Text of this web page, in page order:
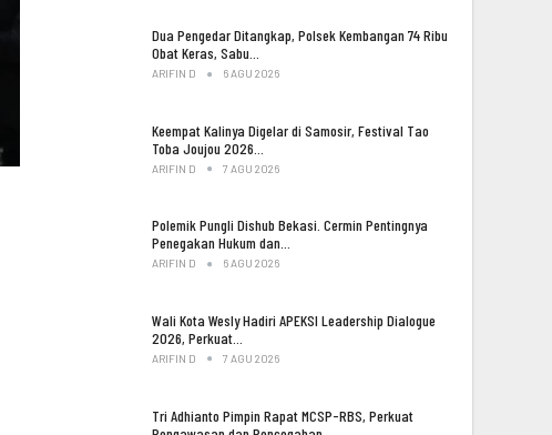
Dua Pengedar Ditangkap, Polsek Kembangan 74 Ribu
Obat Keras, Sabu…
ARIFIN D 6 AGU 2026
Keempat Kalinya Digelar di Samosir, Festival Tao
Toba Joujou 2026…
ARIFIN D 7 AGU 2026
Polemik Pungli Dishub Bekasi. Cermin Pentingnya
Penegakan Hukum dan…
ARIFIN D 6 AGU 2026
Wali Kota Wesly Hadiri APEKSI Leadership Dialogue
2026, Perkuat…
ARIFIN D 7 AGU 2026
Tri Adhianto Pimpin Rapat MCSP-RBS, Perkuat